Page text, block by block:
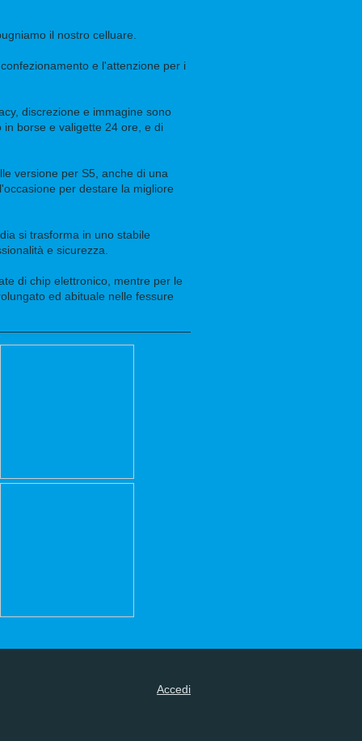
il nostro celluare.
e l'attenzione per i
discrezione e immagine sono
borse e valigette 24 ore, e di
versione per S5, anche di una
per destare la migliore
si trasforma in uno stabile
e sicurezza.
di chip elettronico, mentre per le
ed abituale nelle fessure
Accedi